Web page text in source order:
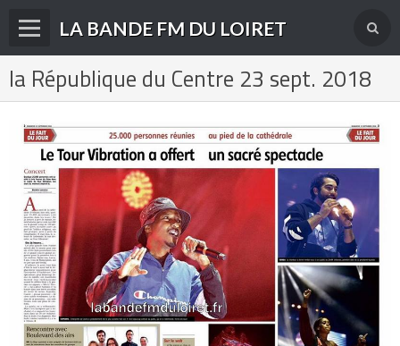
LA BANDE FM DU LOIRET
Accueil
radios disparues
radios actuelles
La radio en DAB+
archives
derniéres infos
Livre d'or du site
la République du Centre 23 sept. 2018